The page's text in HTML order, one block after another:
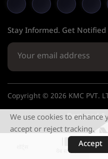
वेब स्टोरीज़
Stay Informed. Get Notified
Copyright © 2026 KMC PVT.
Designed
We use cookies to enhance
accept or reject tracking.
Accept